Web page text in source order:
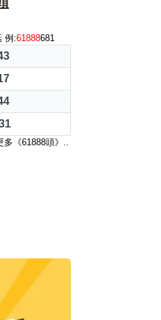
例:61888681
多《61888頭》..